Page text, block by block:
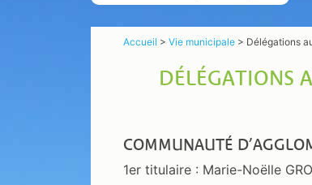
Accueil > Vie municipale > Délégations
DÉLÉGATIONS
COMMUNAUTÉ
1er titulaire : Marie-Noëlle